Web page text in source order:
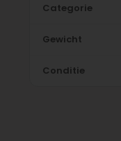
Categorie
Gewicht
Conditie